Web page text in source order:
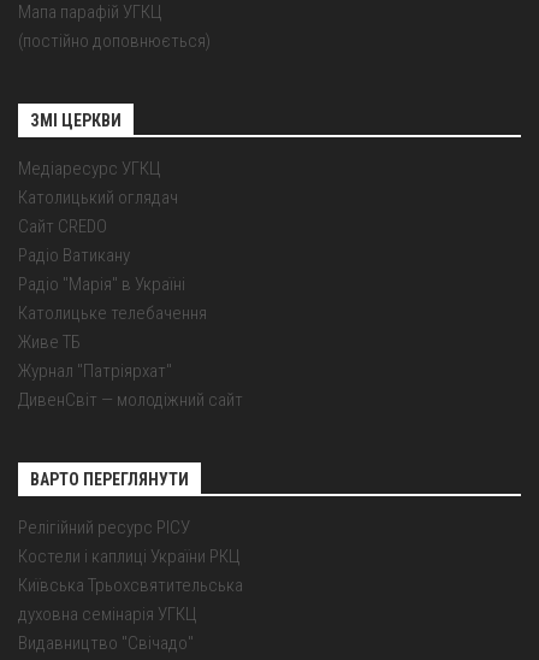
Мапа парафій УГКЦ
(постійно доповнюється)
ЗМІ ЦЕРКВИ
Медіаресурс УГКЦ
Католицький оглядач
Сайт CREDO
Радіо Ватикану
Радіо "Марія" в Україні
Католицьке телебачення
Живе ТБ
Журнал "Патріярхат"
ДивенСвіт — молодіжний сайт
ВАРТО ПЕРЕГЛЯНУТИ
Релігійний ресурс РІСУ
Костели і каплиці України РКЦ
Київська Трьохсвятительська
духовна семінарія УГКЦ
Видавництво "Свічадо"